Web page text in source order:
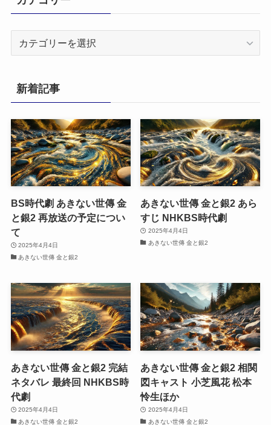
リ
ー
新着記事
BS時代劇 あきない世傳 金
と銀2 再放送の予定につい
て
2025年4月4日
あきない世傳 金と銀2
あきない世傳 金と銀2 あら
すじ NHKBS時代劇
2025年4月4日
あきない世傳 金と銀2
あきない世傳 金と銀2 完結
ネタバレ 最終回 NHKBS時
代劇
2025年4月4日
あきない世傳 金と銀2
あきない世傳 金と銀2 相関
図キャスト 小芝風花 松本
怜生ほか
2025年4月4日
あきない世傳 金と銀2